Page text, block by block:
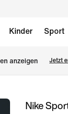
Kinder Sport
anzeigen Jetzt
Bild 1Nike